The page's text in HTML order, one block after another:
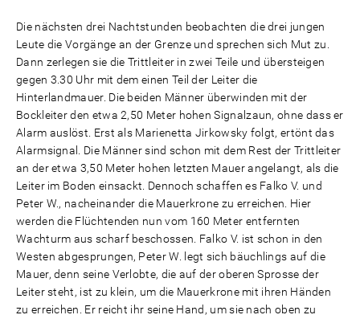
Die nächsten drei Nachtstunden beobachten die drei jungen
Leute die Vorgänge an der Grenze und sprechen sich Mut zu.
Dann zerlegen sie die Trittleiter in zwei Teile und übersteigen
gegen 3.30 Uhr mit dem einen Teil der Leiter die
Hinterlandmauer. Die beiden Männer überwinden mit der
Bockleiter den etwa 2,50 Meter hohen Signalzaun, ohne dass er
Alarm auslöst. Erst als Marienetta Jirkowsky folgt, ertönt das
Alarmsignal. Die Männer sind schon mit dem Rest der Trittleiter
an der etwa 3,50 Meter hohen letzten Mauer angelangt, als die
Leiter im Boden einsackt. Dennoch schaffen es Falko V. und
Peter W., nacheinander die Mauerkrone zu erreichen. Hier
werden die Flüchtenden nun vom 160 Meter entfernten
Wachturm aus scharf beschossen. Falko V. ist schon in den
Westen abgesprungen, Peter W. legt sich bäuchlings auf die
Mauer, denn seine Verlobte, die auf der oberen Sprosse der
Leiter steht, ist zu klein, um die Mauerkrone mit ihren Händen
zu erreichen. Er reicht ihr seine Hand, um sie nach oben zu